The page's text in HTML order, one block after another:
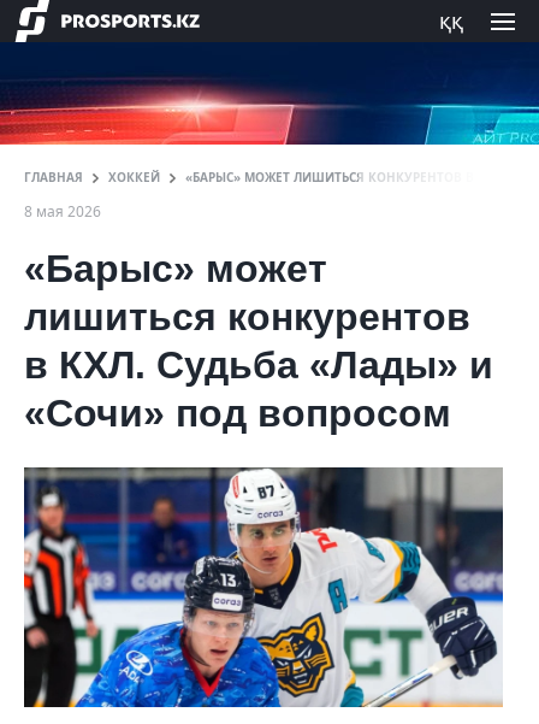
ққ
ГЛАВНАЯ ХОККЕЙ «БАРЫС» МОЖЕТ ЛИШИТЬСЯ КОНКУРЕНТОВ В КХЛ
8 мая 2026
«Барыс» может
лишиться конкурентов
в КХЛ. Судьба «Лады» и
«Сочи» под вопросом